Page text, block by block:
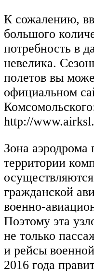
К сожалению,
большого
потребность в
невелика.
полетов вы
официальном
http://
Зона аэродрома
территории
гражданской
военно-
Поэтому эта
не только
и рейсы
2016 года